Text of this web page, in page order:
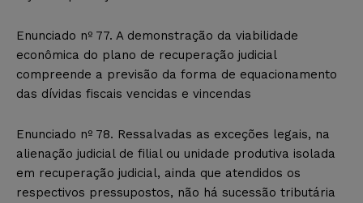
Enunciado nº 77. A demonstração da viabilidade
econômica do plano de recuperação judicial
compreende a previsão da forma de equacionamento
das dívidas fiscais vencidas e vincendas
Enunciado nº 78. Ressalvadas as exceções legais, na
alienação judicial de filial ou unidade produtiva isolada
em recuperação judicial, ainda que atendidos os
respectivos pressupostos, não há sucessão tributária